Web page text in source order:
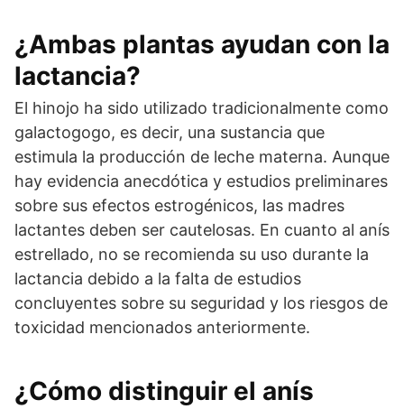
¿Ambas plantas ayudan con la
lactancia?
El hinojo ha sido utilizado tradicionalmente como
galactogogo, es decir, una sustancia que
estimula la producción de leche materna. Aunque
hay evidencia anecdótica y estudios preliminares
sobre sus efectos estrogénicos, las madres
lactantes deben ser cautelosas. En cuanto al anís
estrellado, no se recomienda su uso durante la
lactancia debido a la falta de estudios
concluyentes sobre su seguridad y los riesgos de
toxicidad mencionados anteriormente.
¿Cómo distinguir el anís